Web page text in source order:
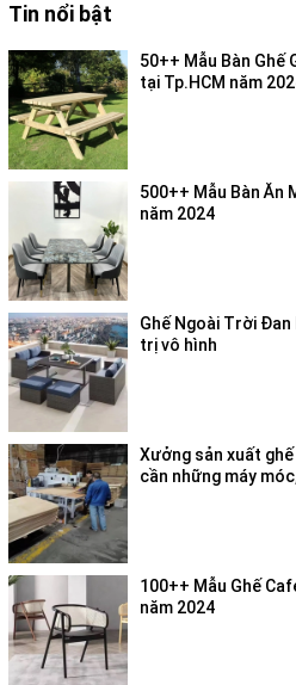
Tin nổi bật
50++ Mẫu Bàn Ghế
tại Tp.HCM năm
500++ Mẫu Bàn Ăn
năm 2024
Ghế Ngoài Trời
trị vô hình
Xưởng sản xuất
cần những máy
100++ Mẫu Ghế
năm 2024